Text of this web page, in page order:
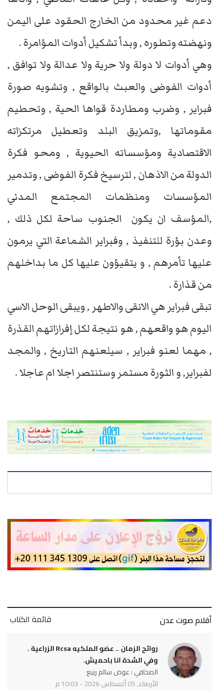
دعم غير محدود من الخارج الحقود على اليمن
ونهضته وتطوره , وبدأ تشكيل أدوات المؤامرة .
وهي أدوات لا دولة ولا حرية ولا عدالة ولا توافق ,
أدوات الفوضى والعبث بالواقع , وتشويه صورة
فبراير , وضرب ومطاردة قواها الحية , وتحطيم
مقوماتها ,وتمزيق البلد وتعطيل مرتكزاته
الاقتصادية ومؤسساته الحيوية , ومحو فكرة
الدولة من الاذهان , لترسيخ فكرة الفوضى , وتدمير
المؤسسات ومنظمات المجتمع المدني
,المؤسف ان يكون الجنوب ساحة لكل ذلك ,
وعدن بؤرة للتنفيذ , وفبراير الشماعة التي يرمون
عليها تأمرهم , و يتقيؤون عليها كل ما بداخلهم
من قذارة .
تبقى فبراير هي الانقى والاطهر , ويبقى الوحل الاسي
اليوم هو واقعهم , هو نتيجة لكل إفرازاتهم القذرة
, مهما لعنو فبراير , سيلعنهم التاريخ , والمجد
لفبراير, و الثورة مستمر وستنتصر اجلا ام عاجلا .
أقلام صوت عدن قائمة الكتاب
روائح الزمان .. عضو الملكيه Rcsa الزراعية .
وفي الشدة انا باحميش.
الصحافي : عوض سالم ربيع
الأربعاء, 05 أغسطس 2026 - 10:03 م